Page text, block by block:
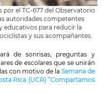
el TC-677 del Observatorio
autoridades competentes
educativos para reducir la
y sus acompañantes.
de sonrisas, preguntas y
de escolares que se unirán
con motivo de la Semana de
Rica (UCR) “Compartamos